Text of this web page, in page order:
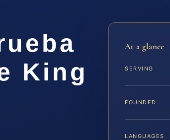
King
At a glance
SERVING
FOUNDED
LANGUAGES